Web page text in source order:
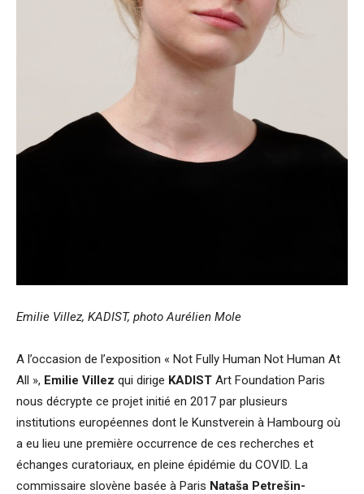
Emilie Villez, KADIST, photo Aurélien Mole
A l’occasion de l’exposition « Not Fully Human Not Human At
All », Emilie Villez qui dirige KADIST Art Foundation Paris
nous décrypte ce projet initié en 2017 par plusieurs
institutions européennes dont le Kunstverein à Hambourg où
a eu lieu une première occurrence de ces recherches et
échanges curatoriaux, en pleine épidémie du COVID. La
commissaire slovène basée à Paris Nataša Petrešin-